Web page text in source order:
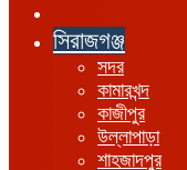
সিরাজগঞ্জ
সদর
কামারখন্দ
কাজীপুর
উল্লাপাড়া
শাহজাদপুর